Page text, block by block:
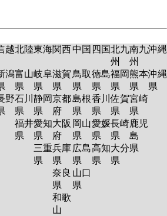
越北陸東海関西中国 四国北九
州
南九
州
沖縄
潟
野
富山
県
石川
県
福井
県
岐阜
県
静岡
県
愛知
県
三重
県
滋賀
県
京都
府
大阪
府
兵庫
県
奈良
県
和歌
山
鳥取
県
島根
県
岡山
県
広島
県
山口
県
徳島
県
香川
県
愛媛
県
高知
県
福岡
県
佐賀
県
長崎
県
大分
県
熊本
県
宮崎
県
鹿児
島
県
沖縄
県